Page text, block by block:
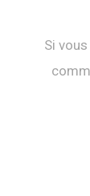
Si